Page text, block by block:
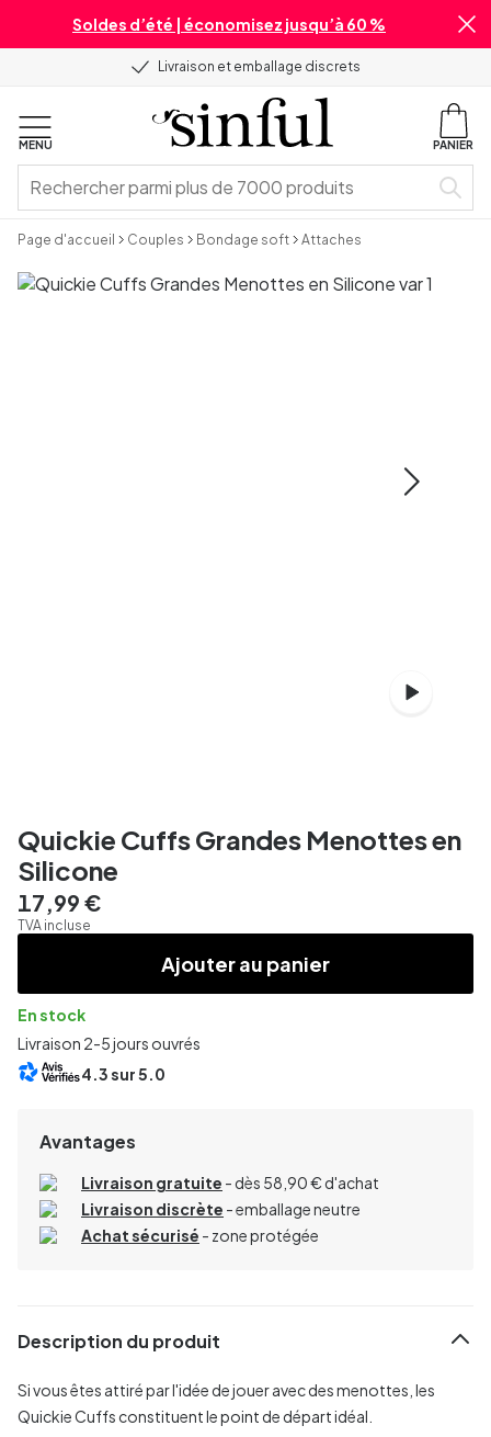
Soldes d’été | économisez jusqu’à 60 %
Livraison et emballage discrets
MENU PANIER
Page d'accueil Couples Bondage soft Attaches
Quickie Cuffs Grandes Menottes en
Silicone
17,99 €
TVA incluse
Ajouter au panier
En stock
Livraison 2-5 jours ouvrés
4.3sur 5.0
Avantages
Livraison gratuite - dès 58,90 € d'achat
Livraison discrète - emballage neutre
Achat sécurisé - zone protégée
Description du produit
Si vous êtes attiré par l'idée de jouer avec des menottes, les
Quickie Cuffs constituent le point de départ idéal.